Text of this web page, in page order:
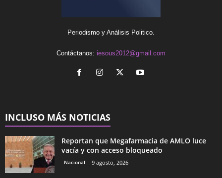
Periodismo y Análisis Politico.
Contáctanos: iesous2012@gmail.com
INCLUSO MÁS NOTICIAS
Reportan que Megafarmacia de AMLO luce
vacía y con acceso bloqueado
Nacional 9 agosto, 2026